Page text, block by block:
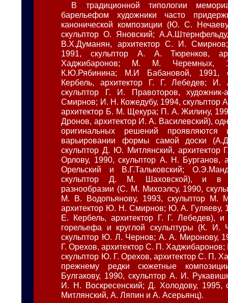
В традиционной типологии
барельефом художники часто
канонической композиции (Ю. С.
скульптор О. Яновский;
В.Х.Думанян, архитектор С. И.
1991, скульптор А. А. Тюренков,
Хаджибаронов; М. М. Черемных,
К.Ю.Рябинина; М.И Бабановой, 1991,
Кербель, архитектор Г. Г. Лебедев; И.
скульптор Г. И. Правоторов,
Смирнов; И. Н. Кожедубу, 1994, скульптор
архитектор Б. М. Щекура; П. А. Жилину,
Дронов, архитектор И. А. Василевский),
оригинальных решений
варьировании формы самой доски
скульптор Д. Ю. Митлянский, архитектор
Орлову, 1990, скульптор А. Н. Бурганов,
Орельский и В.Г.Тальковский;
скульптор Д. М. Шаховской), и в
разнообразии (С. М. Михоэлсу, 1990,
М. В. Водопьянову, 1993, скульптор М.
архитектор Ю. Н. Смирнов; Ю. А. Гуляеву,
Е. Кербель, архитектор Г. Г. Лебедев), и
горельефа и круглой скульптуры (К. И.
скульптор Ю. Л. Чернов; А. А. Миронову,
Г. Орехов, архитектор С. П. Хаджибаронов;
скульптор Ю. Г. Орехов, архитектор С. П.
прежнему редки сюжетные
Булгакову, 1990, скульптор А. И.
И. Н. Воскресенский; Д. Холодову,
Митлянский, А. Ляпин и А. Асерьянц).